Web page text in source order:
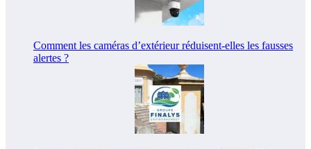
Comment les caméras d’extérieur réduisent-elles les fausses
alertes ?